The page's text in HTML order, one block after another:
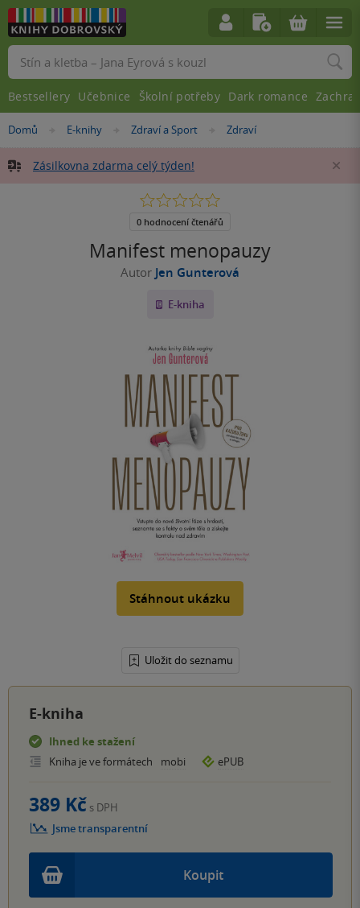
Nacházíte
zde:
Domů »
E-knihy »
Zdraví a Sport »
Zdraví
Zásilkovna zdarma celý týden!
Manifest menopauzy
Autor Jen Gunterová
E-kniha
Stáhnout ukázku
Uložit do seznamu
0.0
5
0 hodnocení čtenářů
E-kniha
Ihned ke stažení
Kniha je ve formátech
mobi ePUB
Koupit
389 Kč s DPH
Jsme transparentní
Vyhledávání
Bestsellery Učebnice Školní potřeby Dark romance